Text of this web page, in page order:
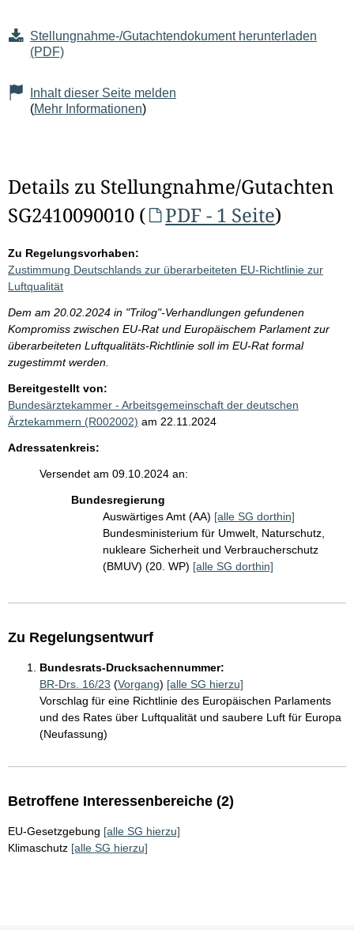
Stellungnahme-/Gutachtendokument herunterladen
(PDF)
Inhalt dieser Seite melden
(Mehr Informationen)
Details zu Stellungnahme/Gutachten
SG2410090010 (
PDF - 1 Seite)
Zu Regelungsvorhaben:
Zustimmung Deutschlands zur überarbeiteten EU-Richtlinie zur
Luftqualität
Dem am 20.02.2024 in "Trilog"-Verhandlungen gefundenen
Kompromiss zwischen EU-Rat und Europäischem Parlament zur
überarbeiteten Luftqualitäts-Richtlinie soll im EU-Rat formal
zugestimmt werden.
Bereitgestellt von:
Bundesärztekammer - Arbeitsgemeinschaft der deutschen
Ärztekammern (R002002) am 22.11.2024
Adressatenkreis:
Versendet am 09.10.2024 an:
Bundesregierung
Auswärtiges Amt (AA) [alle SG dorthin]
Bundesministerium für Umwelt, Naturschutz,
nukleare Sicherheit und Verbraucherschutz
(BMUV) (20. WP) [alle SG dorthin]
Zu Regelungsentwurf
Bundesrats-Drucksachennummer:
BR-Drs. 16/23 (Vorgang) [alle SG hierzu]
Vorschlag für eine Richtlinie des Europäischen Parlaments
und des Rates über Luftqualität und saubere Luft für Europa
(Neufassung)
Betroffene Interessenbereiche (2)
EU-Gesetzgebung [alle SG hierzu]
Klimaschutz [alle SG hierzu]